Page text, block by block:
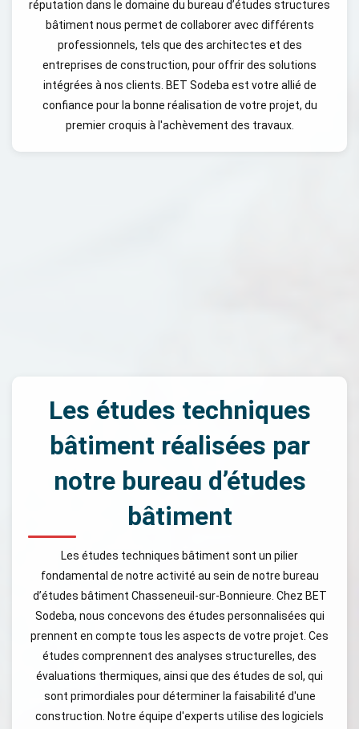
réputation dans le domaine du bureau d’études structures
bâtiment nous permet de collaborer avec différents
professionnels, tels que des architectes et des
entreprises de construction, pour offrir des solutions
intégrées à nos clients. BET Sodeba est votre allié de
confiance pour la bonne réalisation de votre projet, du
premier croquis à l'achèvement des travaux.
Les études techniques
bâtiment réalisées par
notre bureau d’études
bâtiment
Les études techniques bâtiment sont un pilier
fondamental de notre activité au sein de notre bureau
d’études bâtiment Chasseneuil-sur-Bonnieure. Chez BET
Sodeba, nous concevons des études personnalisées qui
prennent en compte tous les aspects de votre projet. Ces
études comprennent des analyses structurelles, des
évaluations thermiques, ainsi que des études de sol, qui
sont primordiales pour déterminer la faisabilité d'une
construction. Notre équipe d'experts utilise des logiciels